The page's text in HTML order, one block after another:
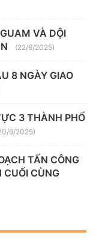
VÀ DỘI
(22/6/2025)
8 NGÀY GIAO
3 THÀNH PHỐ
6/2025)
TẤN CÔNG
CUỐI CÙNG